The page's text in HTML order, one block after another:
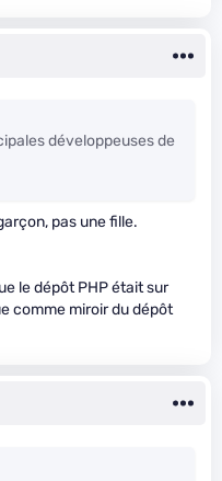
développeuses de
pas une fille.
le dépôt PHP était sur
comme miroir du dépôt